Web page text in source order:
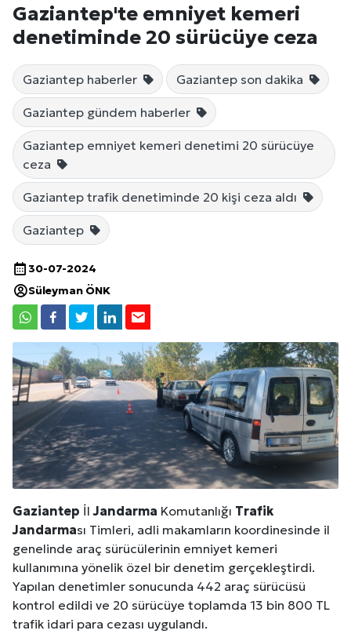
Gaziantep'te emniyet kemeri
denetiminde 20 sürücüye ceza
Gaziantep haberler Gaziantep son dakika
Gaziantep gündem haberler
Gaziantep emniyet kemeri denetimi 20 sürücüye
ceza
Gaziantep trafik denetiminde 20 kişi ceza aldı
Gaziantep
30-07-2024
Süleyman ÖNK
Gaziantep İlJandarma Komutanlığı Trafik
Jandarması Timleri, adli makamların koordinesinde il
genelinde araç sürücülerinin emniyet kemeri
kullanımına yönelik özel bir denetim gerçekleştirdi.
Yapılan denetimler sonucunda 442 araç sürücüsü
kontrol edildi ve 20 sürücüye toplamda 13 bin 800 TL
trafik idari para cezası uygulandı.